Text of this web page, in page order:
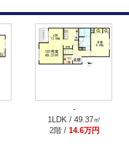
-
1LDK / 49.37㎡
2階 / 14.6万円